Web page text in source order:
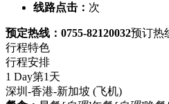
线路点击： 次
预定热线：0755-82120032预订热
行程特色
行程安排
1 Day第1天
深圳-香港-新加坡 (飞机)